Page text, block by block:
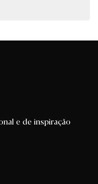
e de inspiração